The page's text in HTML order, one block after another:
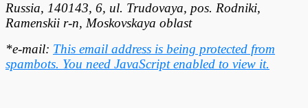
Russia, 140143, 6, ul. Trudovaya, pos. Rodniki,
Ramenskii r-n, Moskovskaya oblast
*e-mail: This email address is being protected from
spambots. You need JavaScript enabled to view it.